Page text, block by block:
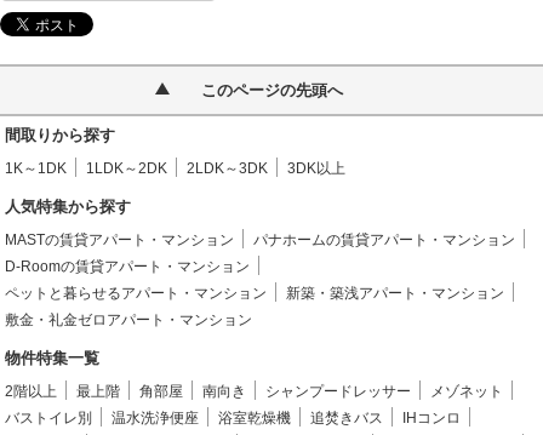
このページの先頭へ
間取りから探す
1K～1DK 1LDK～2DK 2LDK～3DK 3DK以上
人気特集から探す
MASTの賃貸アパート・マンション
パナホームの賃貸アパート・マンション
D-Roomの賃貸アパート・マンション
ペットと暮らせるアパート・マンション
新築・築浅アパート・マンション
敷金・礼金ゼロアパート・マンション
物件特集一覧
2階以上 最上階 角部屋 南向き シャンプードレッサー
メゾネット
バストイレ別
温水洗浄便座 浴室乾燥機 追焚きバス
IHコンロ